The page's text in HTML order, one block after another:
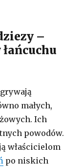
–
małych,
Ich
powodów.
właścicielom
po niskich